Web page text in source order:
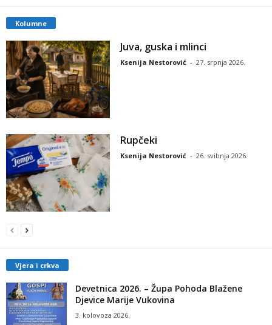
Kolumne
Juva, guska i mlinci
Ksenija Nestorović - 27. srpnja 2026.
Rupčeki
Ksenija Nestorović - 26. svibnja 2026.
Vjera i crkva
Devetnica 2026. – Župa Pohoda Blažene
Djevice Marije Vukovina
3. kolovoza 2026.